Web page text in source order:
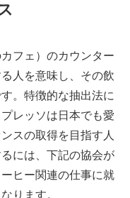
フェ）のカウンター
人を意味し、その飲
。特徴的な抽出法に
レッソは日本でも愛
スの取得を目指す人
には、下記の協会が
ヒー関連の仕事に就
ります。